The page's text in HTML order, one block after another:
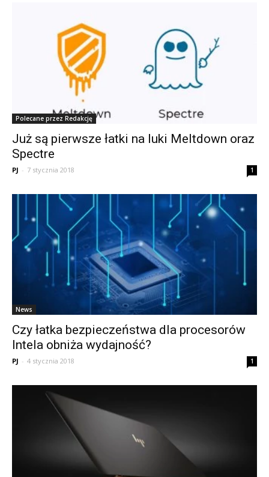
Polecane przez Redakcję
Już są pierwsze łatki na luki Meltdown oraz
Spectre
PJ - 7 stycznia 2018 1
News
Czy łatka bezpieczeństwa dla procesorów
Intela obniża wydajność?
PJ - 4 stycznia 2018 1